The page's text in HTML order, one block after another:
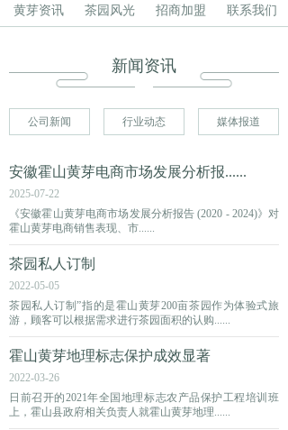
新闻资讯
公司新闻 行业动态 媒体报道
安徽霍山黄芽电商市场发展分析报......
2025-07-22
《安徽霍山黄芽电商市场发展分析报告 (2020 - 2024)》对
霍山黄芽电商销售表现、市......
茶园私人订制
2022-05-05
茶园私人订制”指的是霍山黄芽200亩茶园作为体验式旅
游，顾客可以根据需求进行茶园面积的认购......
霍山黄芽地理标志保护成效显著
2022-03-26
日前召开的2021年全国地理标志农产品保护工程培训班
上，霍山县政府相关负责人就霍山黄芽地理......
黄芽资讯 茶园风光 招商加盟 联系我们